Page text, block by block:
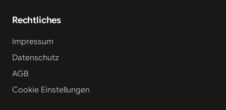
Rechtliches
Impressum
Datenschutz
AGB
Cookie Einstellungen